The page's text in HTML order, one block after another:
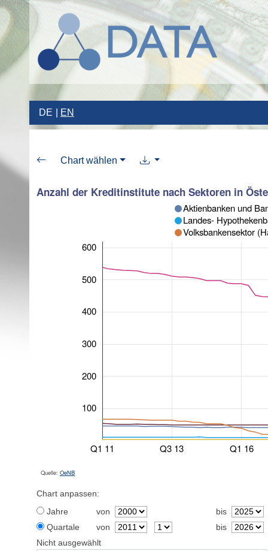
DE EN
Chart wählen
Anzahl der Kreditinstitute nach Sektoren in
Q1 11 Q3 13 Q1 16
100
200
300
400
500
600
Aktienbanken und
Landes-
Volksbankensektor
Quelle: OeNB
Chart anpassen:
Jahre
von
bis
Quartale
von
bis
Nicht ausgewählt